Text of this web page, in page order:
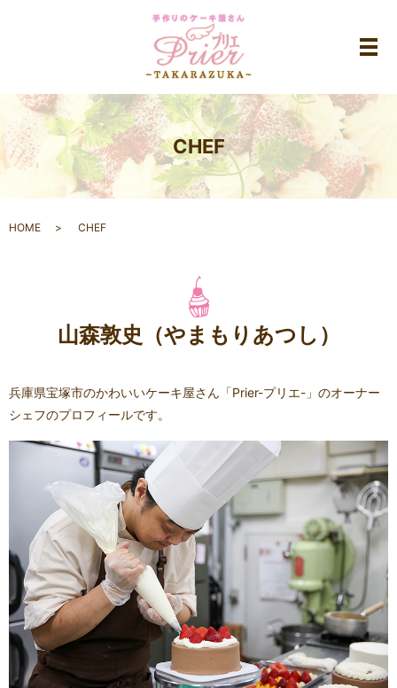
メ
CHEF
HOME CHEF
山森敦史（やまもりあつし）
兵庫県宝塚市のかわいいケーキ屋さん「Prier-プリエ-」のオーナー
シェフのプロフィールです。